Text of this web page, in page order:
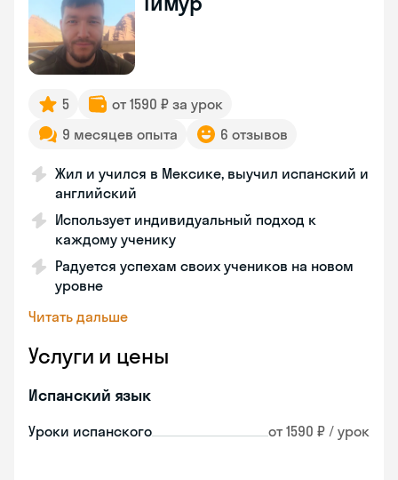
5
от 1590 ₽ за урок
9 месяцев опыта
6 отзывов
Жил и учился в Мексике, выучил испанский и
английский
Использует индивидуальный подход к
каждому ученику
Радуется успехам своих учеников на новом
уровне
Читать дальше
Услуги и цены
Испанский язык
Уроки испанского от 1590 ₽ / урок